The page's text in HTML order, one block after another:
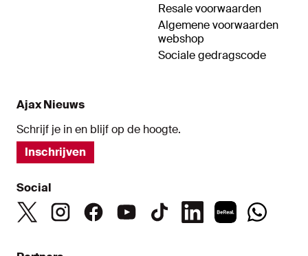
Resale voorwaarden
Algemene voorwaarden
webshop
Sociale gedragscode
Ajax Nieuws
Schrijf je in en blijf op de hoogte.
Inschrijven
Social